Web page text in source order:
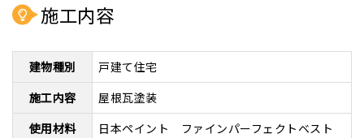
施工内容
建物種別
戸建て住宅
施工内容
屋根瓦塗装
使用材料
日本ペイント ファインパーフェクトベスト